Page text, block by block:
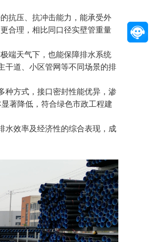
抗压、抗冲击能力，能承受外
合理，相比同口径实壁管重量
端天气下，也能保障排水系统
干道、小区管网等不同场景的排
种方式，接口密封性能优异，渗
著降低，符合绿色市政工程建
水效率及经济性的综合表现，成